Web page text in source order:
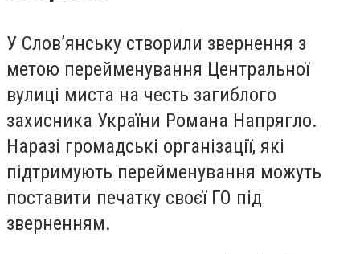
У Слов’янську створили звернення з
метою перейменування Центральної
вулиці миста на честь загиблого
захисника України Романа Напрягло.
Наразі громадські організації, які
підтримують перейменування можуть
поставити печатку своєї ГО під
зверненням.